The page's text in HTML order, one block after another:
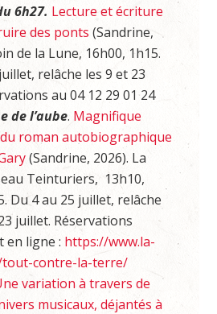
6h27. Lecture et écriture
des ponts (Sandrine,
de la Lune, 16h00, 1h15.
relâche les 9 et 23
au 04 12 29 01 24
de l’aube. Magnifique
roman autobiographique
(Sandrine, 2026). La
Teinturiers, 13h10,
Du 4 au 25 juillet, relâche
juillet. Réservations
en ligne : https://www.la-
contre-la-terre/
variation à travers de
musicaux, déjantés à